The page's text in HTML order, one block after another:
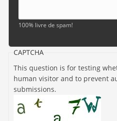
100% livre de spam!
CAPTCHA
This question is for testing
human visitor and to prevent
submissions.